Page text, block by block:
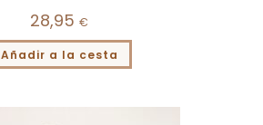
28,95 €
Añadir a la cesta